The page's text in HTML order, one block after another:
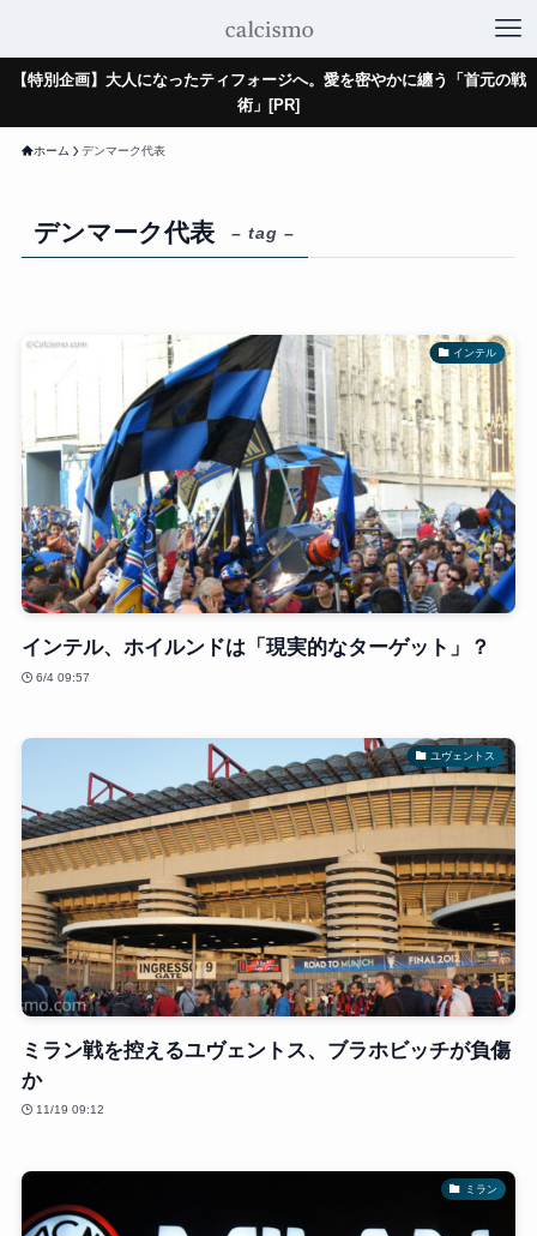
【特別企画】大人になったティフォージへ。愛を密やかに纏う「首元の戦
術」[PR]
ホーム デンマーク代表
デンマーク代表 – tag –
インテル
インテル、ホイルンドは「現実的なターゲット」？
6/4 09:57
ユヴェントス
ミラン戦を控えるユヴェントス、ブラホビッチが負傷
か
11/19 09:12
ミラン